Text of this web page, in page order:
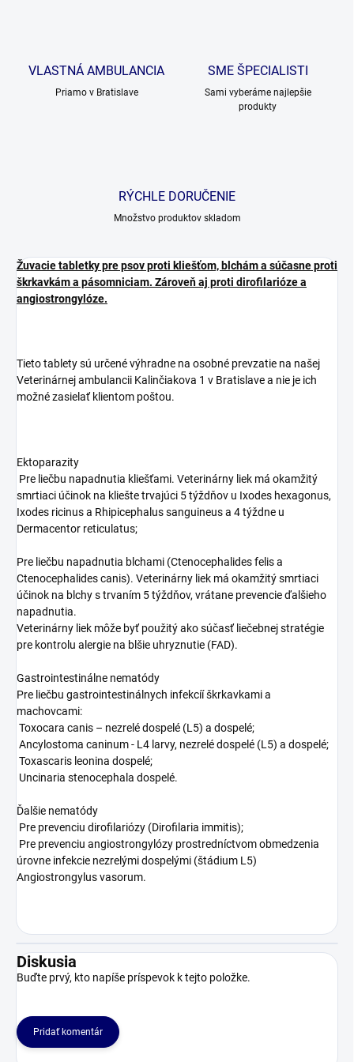
VLASTNÁ AMBULANCIA
Priamo v Bratislave
SME ŠPECIALISTI
Sami vyberáme najlepšie
produkty
RÝCHLE DORUČENIE
Množstvo produktov skladom
Žuvacie tabletky pre psov proti kliešťom, blchám a súčasne proti
škrkavkám a pásomniciam. Zároveň aj proti dirofilarióze a
angiostrongylóze.
Tieto tablety sú určené výhradne na osobné prevzatie na našej
Veterinárnej ambulancii Kalinčiakova 1 v Bratislave a nie je ich
možné zasielať klientom poštou.
Ektoparazity
Pre liečbu napadnutia kliešťami. Veterinárny liek má okamžitý
smrtiaci účinok na kliešte trvajúci 5 týždňov u Ixodes hexagonus,
Ixodes ricinus a Rhipicephalus sanguineus a 4 týždne u
Dermacentor reticulatus;
Pre liečbu napadnutia blchami (Ctenocephalides felis a
Ctenocephalides canis). Veterinárny liek má okamžitý smrtiaci
účinok na blchy s trvaním 5 týždňov, vrátane prevencie ďalšieho
napadnutia.
Veterinárny liek môže byť použitý ako súčasť liečebnej stratégie
pre kontrolu alergie na blšie uhryznutie (FAD).
Gastrointestinálne nematódy
Pre liečbu gastrointestinálnych infekcíí škrkavkami a
machovcami:
Toxocara canis – nezrelé dospelé (L5) a dospelé;
Ancylostoma caninum - L4 larvy, nezrelé dospelé (L5) a dospelé;
Toxascaris leonina dospelé;
Uncinaria stenocephala dospelé.
Ďalšie nematódy
Pre prevenciu dirofilariózy (Dirofilaria immitis);
Pre prevenciu angiostrongylózy prostredníctvom obmedzenia
úrovne infekcie nezrelými dospelými (štádium L5)
Angiostrongylus vasorum.
Diskusia
Buďte prvý, kto napíše príspevok k tejto položke.
Pridať komentár